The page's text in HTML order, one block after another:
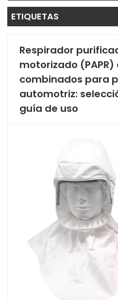
ETIQUETAS
Respirador
motorizado
combinados para
automotriz:
guía de uso